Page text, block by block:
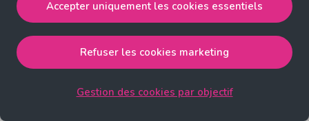
Accepter tous les cookies
strictement nécessaires, performance, fonctionnalité et
publicité ciblée.
Accepter uniquement les cookies essentielsaccepte
les cookies strictement nécessaires.
Accepter uniquement les cookies essentiels
Refuser les cookies marketing
Gestion des cookies par objectif